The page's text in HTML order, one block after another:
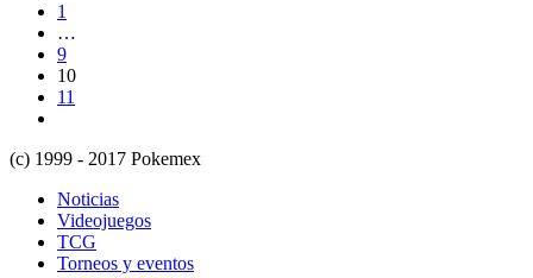
1
…
9
10
11
(c) 1999 - 2017 Pokemex
Noticias
Videojuegos
TCG
Torneos y eventos